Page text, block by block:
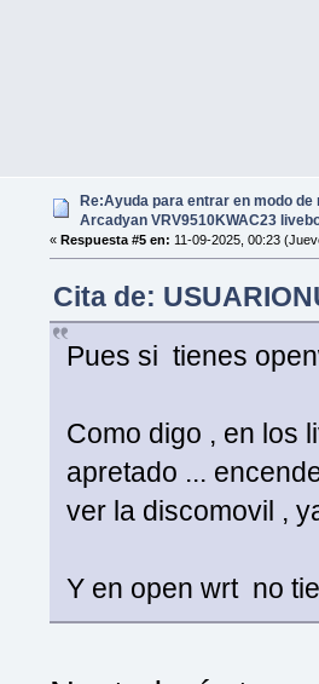
Re:Ayuda para entrar en modo de
Arcadyan VRV9510KWAC23
« Respuesta #5 en: 11-09-2025, 00:23
Cita de:
Pues si tienes
Como digo , en los
apretado ...
ver la discomovil ,
Y en open wrt no